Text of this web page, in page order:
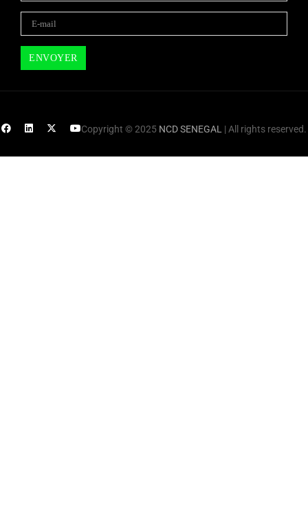
Copyright © 2025 NCD SENEGAL | All rights reserved.